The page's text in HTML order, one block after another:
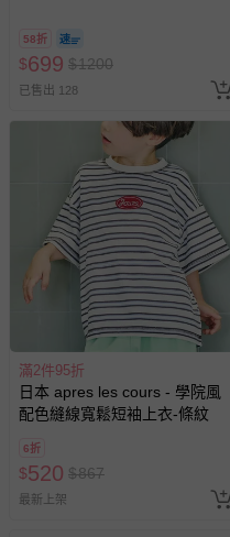
換，依現場梯次安排入場，逾
期作廢) (兒童票(2歲以上)贈一
名陪伴成人)
58折
$699 $1200
已售出 128
滿2件95折
日本 apres les cours - 學院風
配色縫線寬鬆短袖上衣-條紋
6折
$520 $867
最新上架